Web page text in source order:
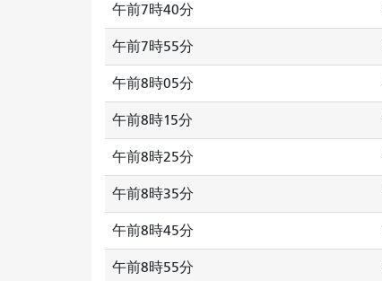
午前7時40分
午前7時55分
午前8時05分
午前8時15分
午前8時25分
午前8時35分
午前8時45分
午前8時55分